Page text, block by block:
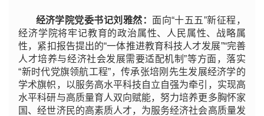
经济学院党委书记刘雅然： 面向“十五五”新征程，
经济学院将牢记教育的政治属性、人民属性、战略属
性，紧扣报告提出的“一体推进教育科技人才发展”“完善
人才培养与经济社会发展需要适配机制”等方面，落实
“新时代党旗领航工程”，传承张培刚先生发展经济学的
学术旗帜，以服务高水平科技自立自强为牵引，实现高
水平科研与高质量育人双向赋能，努力培养更多胸怀家
国、经世济民的高素质人才，为服务经济社会高质量发